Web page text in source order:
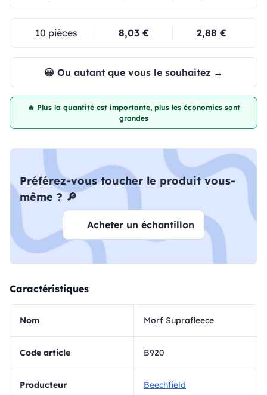
10 pièces 8,03 € 2,88 €
😀 Ou autant que vous le souhaitez →
🔥 Plus la quantité est importante, plus les économies sont
grandes
Préférez-vous toucher le produit vous-
même ? 🔎
Acheter un échantillon
Caractéristiques
Nom Morf Suprafleece
Code article B920
Producteur Beechfield